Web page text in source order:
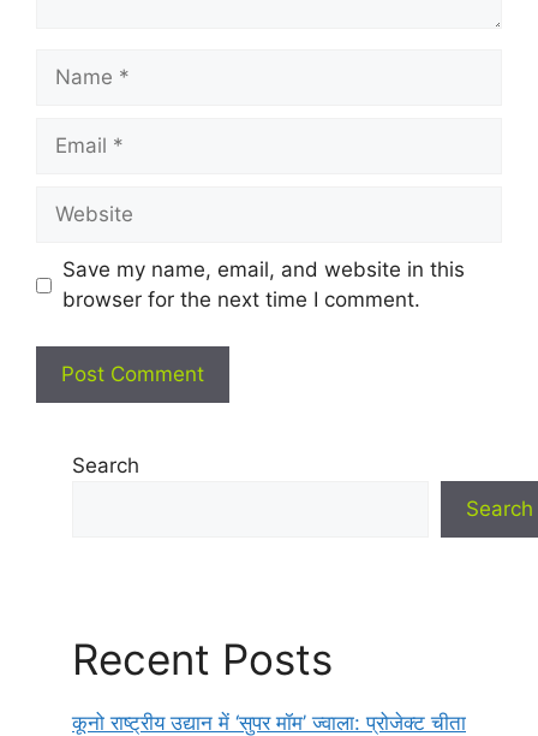
Name
Email
Website
Save my name, email, and website in this
browser for the next time I comment.
Search
Search
Recent Posts
कूनो राष्ट्रीय उद्यान में ‘सुपर मॉम’ ज्वाला: प्रोजेक्ट चीता